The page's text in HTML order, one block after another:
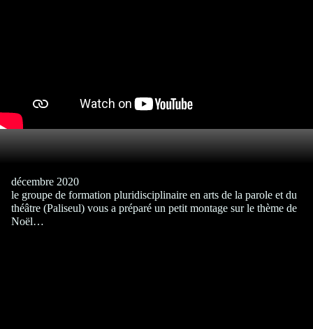
décembre 2020
le groupe de formation pluridisciplinaire en arts de la parole et du
théâtre (Paliseul) vous a préparé un petit montage sur le thème de
Noël…